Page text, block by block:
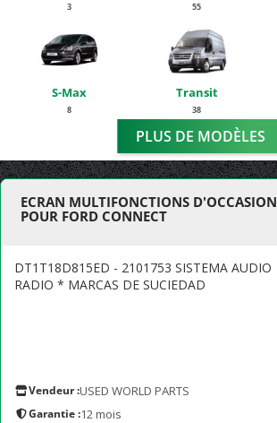
3 55
S-Max
8
Transit
38
PLUS DE MODÈLES
ECRAN MULTIFONCTIONS D'OCCASION
POUR FORD CONNECT
DT1T18D815ED - 2101753 SISTEMA AUDIO
RADIO * MARCAS DE SUCIEDAD
Vendeur :USED WORLD PARTS
Garantie :12 mois